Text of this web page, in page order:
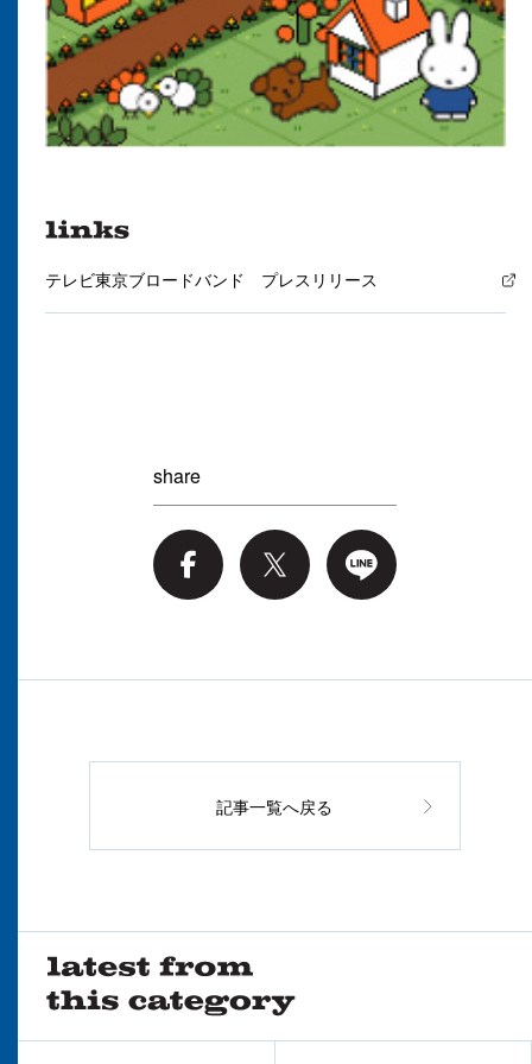
テレビ東京ブロードバンド プレスリリース
share
記事一覧へ戻る